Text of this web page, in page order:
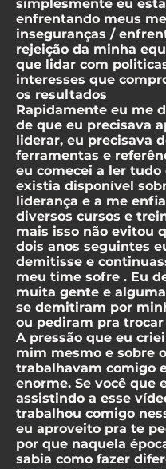
simplesmente eu
enfrentando meus
inseguranças /
rejeição da minha
que lidar com
interesses que
os resultados
Rapidamente eu me
de que eu precisava
liderar, eu precisava
ferramentas e
eu comecei a ler tudo
existia disponível
liderança e a me
diversos cursos e
mais isso não evitou
dois anos seguintes
demitisse e
meu time sofre . Eu
muita gente e
se demitiram por
ou pediram pra
A pressão que eu
mim mesmo e sobre
trabalhavam comigo
enorme. Se você que
assistindo a esse
trabalhou comigo
eu aproveito pra te
por que naquela
sabia como fazer